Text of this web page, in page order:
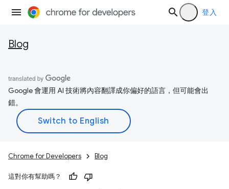
登入
Blog
Google 會運用 AI 技術將內容翻譯成你偏好的語言，但可能會出
錯。
Chrome for Developers Blog
這對你有幫助嗎？